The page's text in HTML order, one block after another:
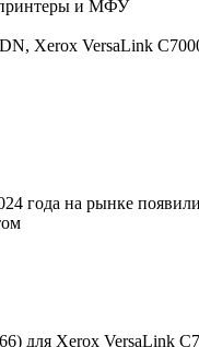
и МФУ
Xerox VersaLink
года на рынке
для Xerox VersaLink